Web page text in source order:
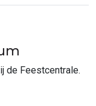
de Feestcentrale.